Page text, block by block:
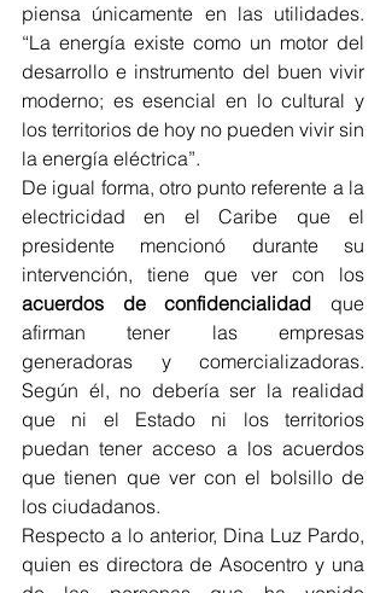
piensa únicamente en las utilidades.
“La energía existe como un motor del
desarrollo e instrumento del buen vivir
moderno; es esencial en lo cultural y
los territorios de hoy no pueden vivir sin
la energía eléctrica”.
De igual forma, otro punto referente a la
electricidad en el Caribe que el
presidente mencionó durante su
acuerdos de confidencialidad que
afirman tener las empresas
generadoras y comercializadoras.
Según él, no debería ser la realidad
que ni el Estado ni los territorios
puedan tener acceso a los acuerdos
que tienen que ver con el bolsillo de
los ciudadanos.
Respecto a lo anterior, Dina Luz Pardo,
quien es directora de Asocentro y una